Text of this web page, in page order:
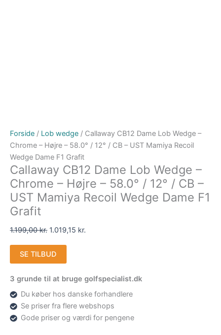
Forside / Lob wedge / Callaway CB12 Dame Lob Wedge –
Chrome – Højre – 58.0° / 12° / CB – UST Mamiya Recoil
Wedge Dame F1 Grafit
Callaway CB12 Dame Lob Wedge –
Chrome – Højre – 58.0° / 12° / CB –
UST Mamiya Recoil Wedge Dame F1
Grafit
1.199,00kr. 1.019,15 kr.
SE TILBUD
3 grunde til at bruge golfspecialist.dk
Du køber hos danske forhandlere
Se priser fra flere webshops
Gode priser og værdi for pengene